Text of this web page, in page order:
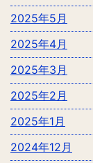
2025年5月
2025年4月
2025年3月
2025年2月
2025年1月
2024年12月